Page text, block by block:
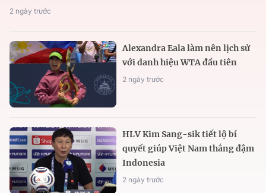
2 ngày trước
Alexandra Eala làm nên lịch sử
với danh hiệu WTA đầu tiên
2 ngày trước
HLV Kim Sang-sik tiết lộ bí
quyết giúp Việt Nam thắng đậm
Indonesia
2 ngày trước